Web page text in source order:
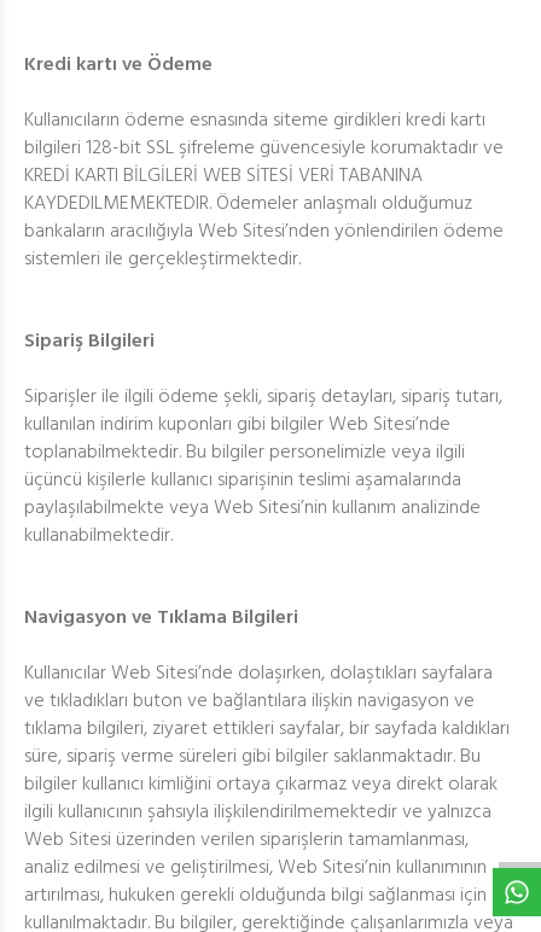
Kredi kartı ve Ödeme
Kullanıcıların ödeme esnasında siteme girdikleri kredi kartı
bilgileri 128-bit SSL şifreleme güvencesiyle korumaktadır ve
KREDİ KARTI BİLGİLERİ WEB SİTESİ VERİ TABANINA
KAYDEDILMEMEKTEDIR. Ödemeler anlaşmalı olduğumuz
bankaların aracılığıyla Web Sitesi’nden yönlendirilen ödeme
sistemleri ile gerçekleştirmektedir.
Sipariş Bilgileri
Siparişler ile ilgili ödeme şekli, sipariş detayları, sipariş tutarı,
kullanılan indirim kuponları gibi bilgiler Web Sitesi’nde
toplanabilmektedir. Bu bilgiler personelimizle veya ilgili
üçüncü kişilerle kullanıcı siparişinin teslimi aşamalarında
paylaşılabilmekte veya Web Sitesi’nin kullanım analizinde
kullanabilmektedir.
Navigasyon ve Tıklama Bilgileri
Kullanıcılar Web Sitesi’nde dolaşırken, dolaştıkları sayfalara
ve tıkladıkları buton ve bağlantılara ilişkin navigasyon ve
tıklama bilgileri, ziyaret ettikleri sayfalar, bir sayfada kaldıkları
süre, sipariş verme süreleri gibi bilgiler saklanmaktadır. Bu
bilgiler kullanıcı kimliğini ortaya çıkarmaz veya direkt olarak
ilgili kullanıcının şahsıyla ilişkilendirilmemektedir ve yalnızca
Web Sitesi üzerinden verilen siparişlerin tamamlanması,
analiz edilmesi ve geliştirilmesi, Web Sitesi’nin kullanımının
artırılması, hukuken gerekli olduğunda bilgi sağlanması için
kullanılmaktadır. Bu bilgiler, gerektiğinde çalışanlarımızla veya